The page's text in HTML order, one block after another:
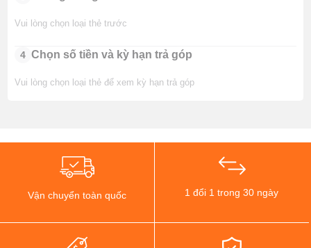
Vui lòng chọn loại thẻ trước
4 Chọn số tiền và kỳ hạn trả góp
Vui lòng chọn loại thẻ để xem kỳ hạn trả góp
Vận chuyển toàn quốc 1 đổi 1 trong 30 ngày